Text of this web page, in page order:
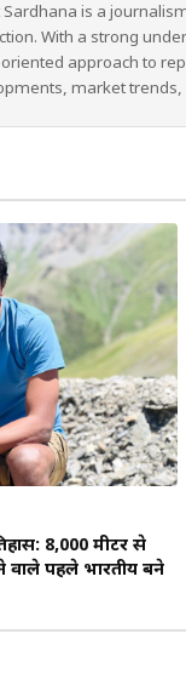
Sardhana is a
With a strong
approach to
market
8,000 मीटर से
वाले पहले भारतीय बने